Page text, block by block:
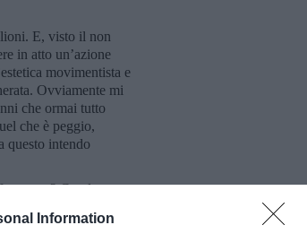
Information
E, visto il non
in atto un’azione
movimentista e
Ovviamente mi
che ormai tutto
che è peggio,
questo intendo
Con la
di irriducibili di cui
nostri occhi fu un
della nostra